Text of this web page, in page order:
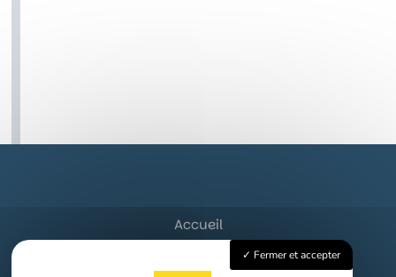
Accueil
Charpente Traditionnelle
Couverture
Fermer et accepter